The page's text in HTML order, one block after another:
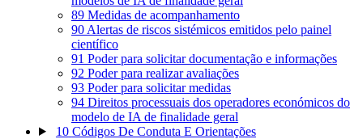
89 Medidas de acompanhamento
90 Alertas de riscos sistémicos emitidos pelo painel
científico
91 Poder para solicitar documentação e informações
92 Poder para realizar avaliações
93 Poder para solicitar medidas
94 Direitos processuais dos operadores económicos do
modelo de IA de finalidade geral
10 Códigos De Conduta E Orientações